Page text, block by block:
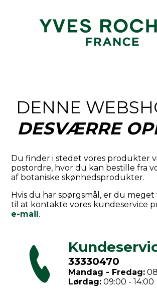
DENNE
DESVÆRRE
Du finder i stedet vores produkter
postordre, hvor du kan bestille fra
af botaniske skønhedsprodukter.
Hvis du har spørgsmål, er du
til at kontakte vores kundeservice
e-mail.
33330470
Mandag - Fredag:
Lørdag:09:00 - 14:00